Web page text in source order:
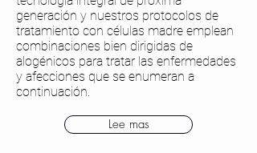
generación y nuestros protocolos de
tratamiento con células madre emplean
combinaciones bien dirigidas de
alogénicos para tratar las enfermedades
y afecciones que se enumeran a
continuación.
Lee mas